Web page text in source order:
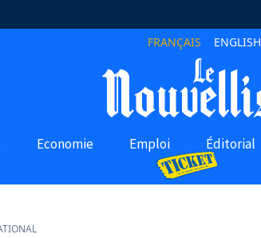
FRANÇAIS ENGLISH
Economie Emploi Éditorial